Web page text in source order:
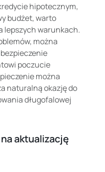
hipotecznym,
budżet, warto
lepszych warunkach.
można
poczucie
można
naturalną okazję do
długofalowej
aktualizację